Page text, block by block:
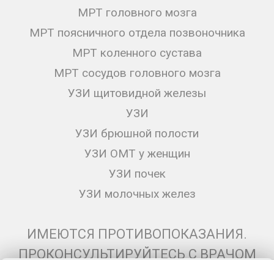
МРТ головного мозга
МРТ поясничного отдела позвоночника
МРТ коленного сустава
МРТ сосудов головного мозга
УЗИ щитовидной железы
УЗИ
УЗИ брюшной полости
УЗИ ОМТ у женщин
УЗИ почек
УЗИ молочных желез
ИМЕЮТСЯ ПРОТИВОПОКАЗАНИЯ.
ПРОКОНСУЛЬТИРУЙТЕСЬ С ВРАЧОМ